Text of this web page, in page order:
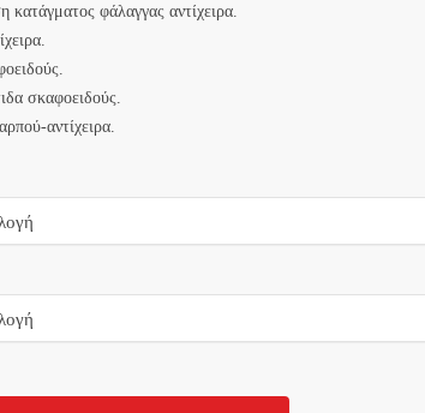
κατάγματος φάλαγγας αντίχειρα.
σκαφοειδούς.
αντίχειρα.